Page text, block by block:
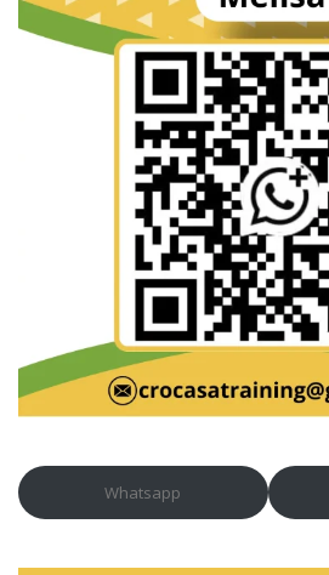
Whatsapp